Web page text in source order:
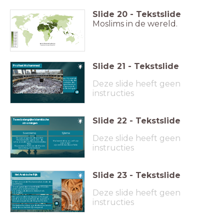
Slide 20 - Tekstslide
Moslims in de wereld.
Profeet Mohammed
De profeet Mohammed (570-632) was een handelaar. Hij vertelde
dat hij op een nacht de stem van de engel Gabriël hoorde die
hem zei het woord van Allah te verspreiden. De verhalen die
Mohammed vertelde werden na zijn dood opgeschreven in
deKoran. De nieuwe godsdienst werd deIslamgenoemd.
Mohammed is de belangrijkste profeet en Mekka de heiligste
plaats.
Slide 21 - Tekstslide
Deze slide heeft geen
instructies
Twee belangrijke Islamitische
stromingen
Soennisme Sjiisme
De opvolger van de profeet
Mohammed is gekozen: de
schoonvader van Mohammed (Abu
Bakr).
Momenteel is 90% van de Moslim
bevolking, Soennitisch.
Mohammed koos zelf zijn
opvolger:
zijn neef Ali ibn Aboe Talib
Slide 22 - Tekstslide
Deze slide heeft geen
instructies
Het Arabische Rijk
In 630 veroverde Mohammed als leider de
stad Mekka
Grote gebieden in het Midden-Oosten
weren veroverd met Islam als
hoofdgodsdienst en Arabisch als
hoofdtaal
Een groot deel van Spanje en Portugal
werd ook veroverd maar de opmars in
Europa stopte bij de Slag bij Poitiers
De Arabische cultuur, godsdienst en kennis
werd door het hele rijk verspreid
Slide 23 - Tekstslide
Deze slide heeft geen
instructies